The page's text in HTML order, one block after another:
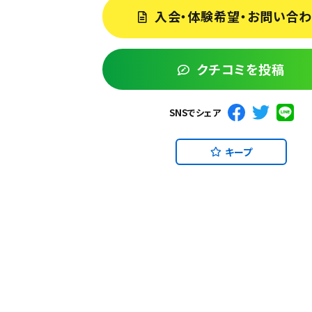
入会・体験希望・お問い合
クチコミを投稿
SNSでシェア
キープ